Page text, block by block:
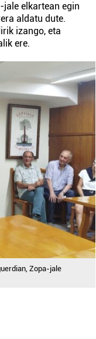
elkartean egin
aldatu dute.
izango, eta
ere.
Zopa-jale